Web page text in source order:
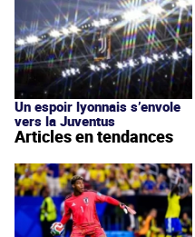
Un espoir lyonnais s’envole
vers la Juventus
Articles en tendances